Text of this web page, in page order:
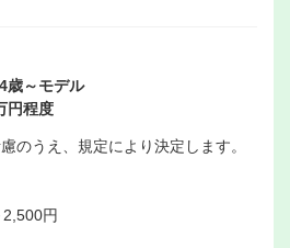
歳～モデル
円程度
のうえ、規定により決定します。
円